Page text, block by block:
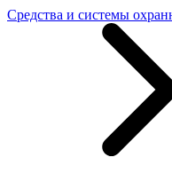
Средства и системы